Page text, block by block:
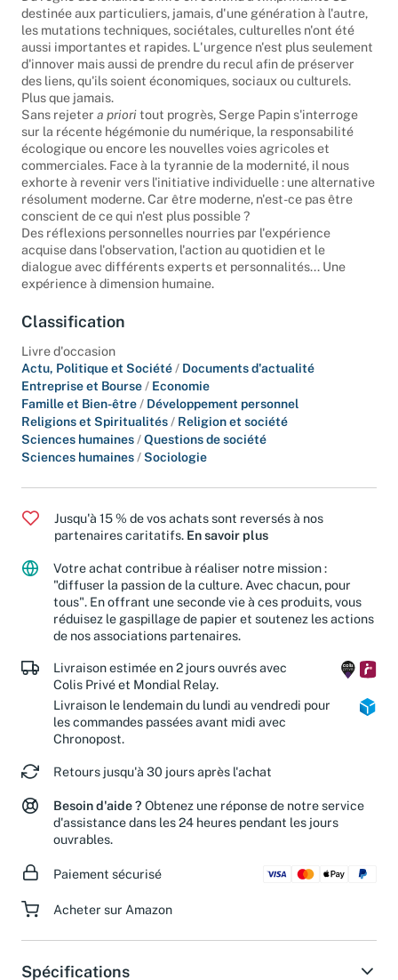
Du règne des chaînes d'info en continu à l'imprimante 3D
destinée aux particuliers, jamais, d'une génération à l'autre,
les mutations techniques, sociétales, culturelles n'ont été
aussi importantes et rapides. L'urgence n'est plus seulement
d'innover mais aussi de prendre du recul afin de préserver
des liens, qu'ils soient économiques, sociaux ou culturels.
Plus que jamais.
Sans rejetera prioritout progrès, Serge Papin s'interroge
sur la récente hégémonie du numérique, la responsabilité
écologique ou encore les nouvelles voies agricoles et
commerciales. Face à la tyrannie de la modernité, il nous
exhorte à revenir vers l'initiative individuelle : une alternative
résolument moderne. Car être moderne, n'est-ce pas être
conscient de ce qui n'est plus possible ?
Des réflexions personnelles nourries par l'expérience
acquise dans l'observation, l'action au quotidien et le
dialogue avec différents experts et personnalités... Une
expérience à dimension humaine.
Classification
Livre d'occasion
Actu, Politique et Société / Documents d'actualité
Entreprise et Bourse /Economie
Famille et Bien-être/Développement personnel
Religions et Spiritualités/Religion et société
Sciences humaines / Questions de société
Jusqu'à 15 % de vos achats sont reversés à nos
partenaires caritatifs.
En savoir plus
Votre achat contribue à réaliser notre mission :
"diffuser la passion de la culture. Avec chacun, pour
tous". En offrant une seconde vie à ces produits, vous
réduisez le gaspillage de papier et soutenez les actions
de nos associations partenaires.
Livraison estimée en 2 jours ouvrés avec
Colis Privé et Mondial Relay.
Livraison le lendemain du lundi au vendredi pour
les commandes passées avant midi avec
Retours jusqu'à 30 jours après l'achat
Besoin d'aide ?Obtenez une réponse de notre service
d'assistance dans les 24 heures pendant les jours